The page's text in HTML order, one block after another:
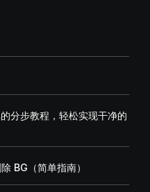
分步教程，轻松实现干净的
BG（简单指南）